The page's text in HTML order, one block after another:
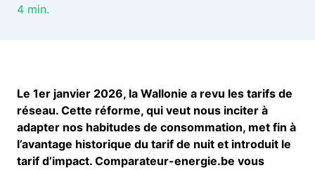
4 min.
Le 1er janvier 2026, la Wallonie a revu les tarifs de
réseau. Cette réforme, qui veut nous inciter à
adapter nos habitudes de consommation, met fin à
l’avantage historique du tarif de nuit et introduit le
tarif d’impact. Comparateur-energie.be vous